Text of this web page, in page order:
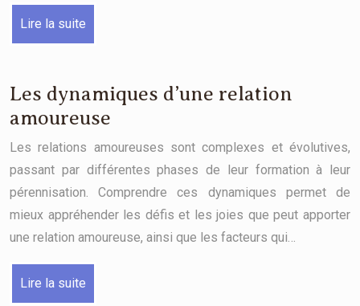
Lire la suite
Les dynamiques d’une relation
amoureuse
Les relations amoureuses sont complexes et évolutives,
passant par différentes phases de leur formation à leur
pérennisation. Comprendre ces dynamiques permet de
mieux appréhender les défis et les joies que peut apporter
une relation amoureuse, ainsi que les facteurs qui…
Lire la suite